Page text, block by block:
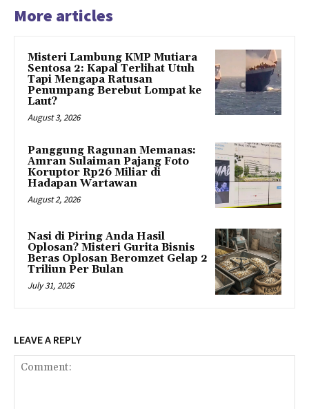
More articles
Misteri Lambung KMP Mutiara
Sentosa 2: Kapal Terlihat Utuh
Tapi Mengapa Ratusan
Penumpang Berebut Lompat ke
Laut?
August 3, 2026
Panggung Ragunan Memanas:
Amran Sulaiman Pajang Foto
Koruptor Rp26 Miliar di
Hadapan Wartawan
August 2, 2026
Nasi di Piring Anda Hasil
Oplosan? Misteri Gurita Bisnis
Beras Oplosan Beromzet Gelap 2
Triliun Per Bulan
July 31, 2026
LEAVE A REPLY